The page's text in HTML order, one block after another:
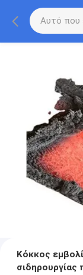
Κόκκος
σιδηρουργίας